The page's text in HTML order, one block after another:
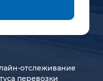
отслеживание
перевозки